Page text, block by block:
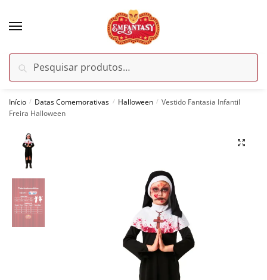
por:
Pesquisar
Início / Datas Comemorativas / Halloween / Vestido Fantasia Infantil
Freira Halloween